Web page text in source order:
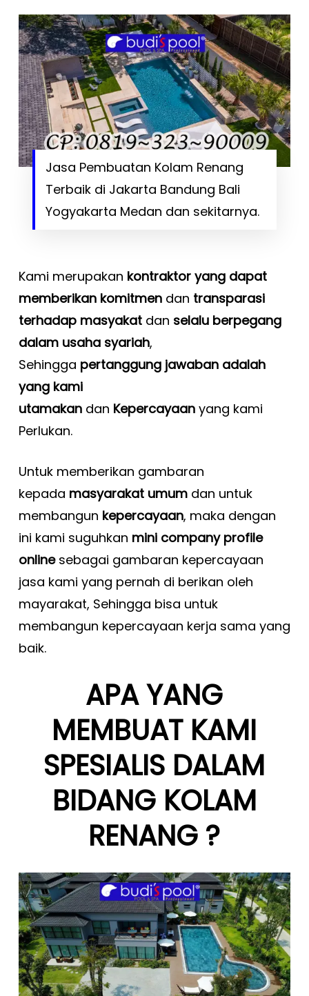
Jasa Pembuatan Kolam Renang
Terbaik di Jakarta Bandung Bali
Yogyakarta Medan dan sekitarnya.
Kami merupakan kontraktor yang dapat
memberikan komitmendan transparasi
terhadap masyakatdan selalu berpegang
dalam usaha syariah,
Sehingga pertanggung jawaban adalah
yang kami
utamakandan Kepercayaanyang kami
Perlukan.
Untuk memberikan gambaran
kepada masyarakat umumdan untuk
membangun kepercayaan, maka dengan
ini kami suguhkan mini company profile
onlinesebagai gambaran kepercayaan
jasa kami yang pernah di berikan oleh
mayarakat, Sehingga bisa untuk
membangun kepercayaan kerja sama yang
baik.
APA YANG
MEMBUAT KAMI
SPESIALIS DALAM
BIDANG KOLAM
RENANG ?